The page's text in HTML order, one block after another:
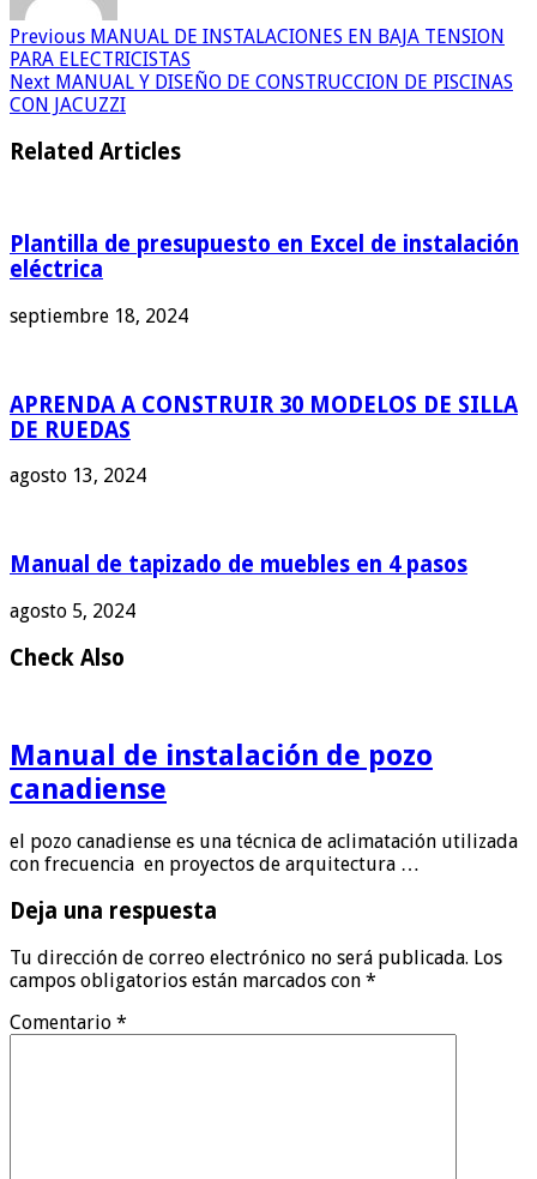
Previous MANUAL DE INSTALACIONES EN BAJA TENSION
PARA ELECTRICISTAS
Next MANUAL Y DISEÑO DE CONSTRUCCION DE PISCINAS
CON JACUZZI
Related Articles
Plantilla de presupuesto en Excel de instalación
eléctrica
septiembre 18, 2024
APRENDA A CONSTRUIR 30 MODELOS DE SILLA
DE RUEDAS
agosto 13, 2024
Manual de tapizado de muebles en 4 pasos
agosto 5, 2024
Check Also
Manual de instalación de pozo
canadiense
el pozo canadiense es una técnica de aclimatación utilizada
con frecuencia en proyectos de arquitectura …
Deja una respuesta
Tu dirección de correo electrónico no será publicada. Los
campos obligatorios están marcados con *
Comentario *